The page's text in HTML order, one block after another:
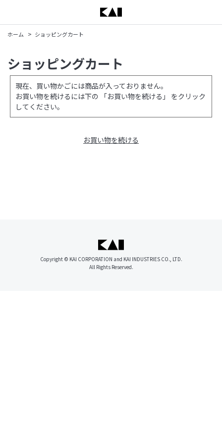
ホーム > ショッピングカート
ショッピングカート
現在、買い物かごには商品が入っておりません。
お買い物を続けるには下の 「お買い物を続ける」 をクリック
してください。
お買い物を続ける
Copyright © KAI CORPORATION and KAI INDUSTRIES CO., LTD.
All Rights Reserved.